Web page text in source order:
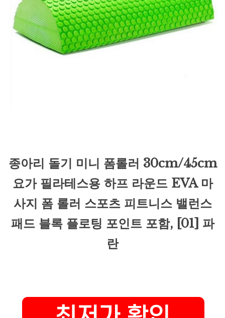
종아리 돌기 미니 폼롤러 30cm/45cm
요가 필라테스용 하프 라운드 EVA 마
사지 폼 롤러 스포츠 피트니스 밸런스
패드 블록 플로팅 포인트 포함, [01] 파
란